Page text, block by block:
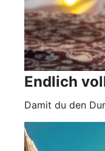
Endlich
Damit du den